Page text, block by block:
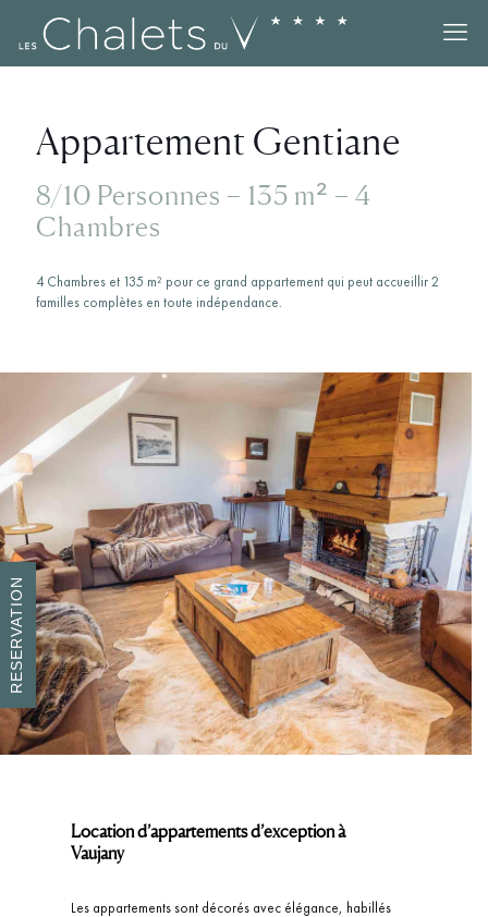
Appartement Gentiane
8/10 Personnes – 135 m² – 4
Chambres
4 Chambres et 135 m² pour ce grand appartement qui peut accueillir 2
familles complètes en toute indépendance.
Location d’appartements d’exception à
Vaujany
Les appartements sont décorés avec élégance, habillés
RESERVATION